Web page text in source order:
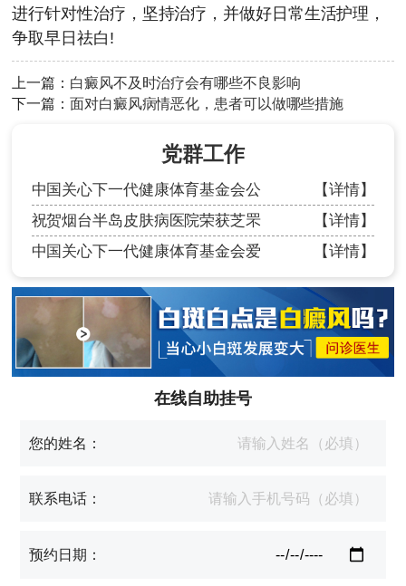
进行针对性治疗，坚持治疗，并做好日常生活护理，
争取早日祛白!
上一篇： 白癜风不及时治疗会有哪些不良影响
下一篇：面对白癜风病情恶化，患者可以做哪些措施
党群工作
中国关心下一代健康体育基金会公
【详情】
祝贺烟台半岛皮肤病医院荣获芝罘
【详情】
中国关心下一代健康体育基金会爱
【详情】
在线自助挂号
您的姓名：
联系电话：
预约日期：